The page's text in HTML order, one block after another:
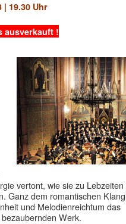
| 19.30 Uhr
ausverkauft !
vertont, wie sie zu Lebzeiten
Ganz dem romantischen
und Melodienreichtum das
Werk.